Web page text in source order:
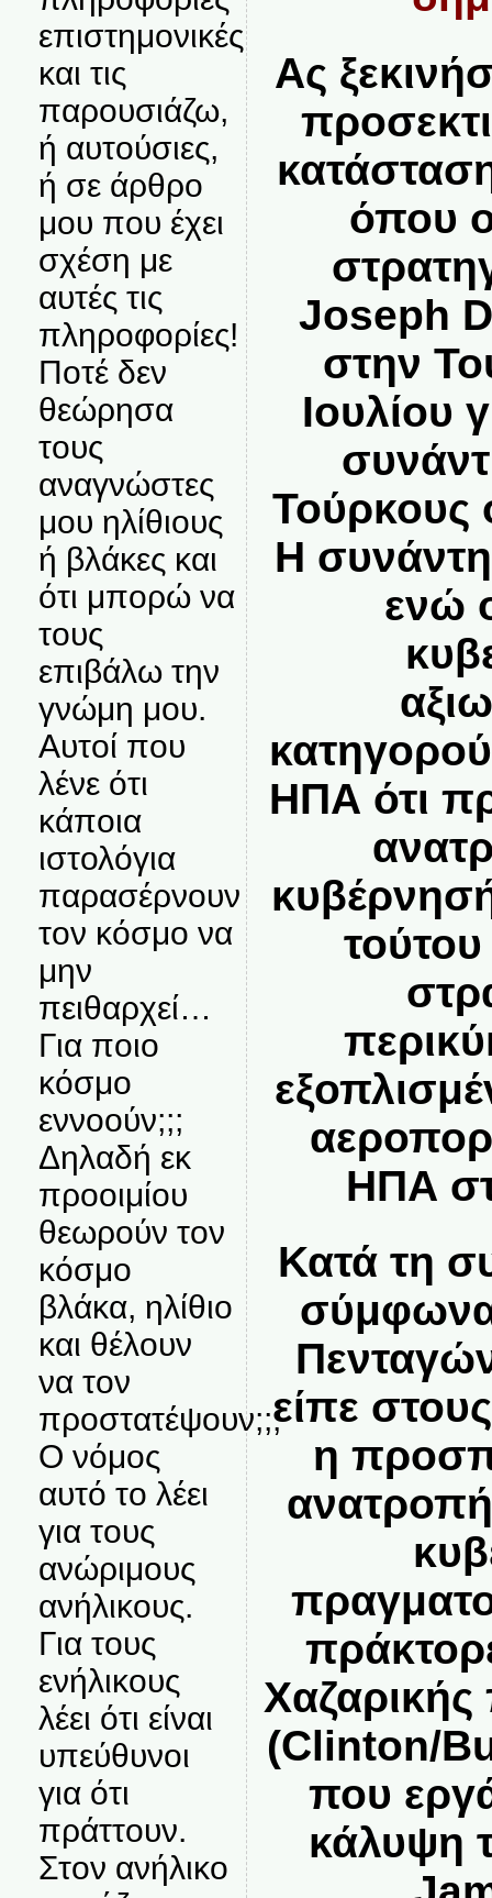
επιστημονικές
και τις
παρουσιάζω,
ή αυτούσιες,
ή σε άρθρο
μου που έχει
σχέση με
αυτές τις
πληροφορίες!
Ποτέ δεν
θεώρησα
τους
αναγνώστες
μου ηλίθιους
ή βλάκες και
ότι μπορώ να
τους
επιβάλω την
γνώμη μου.
Αυτοί που
λένε ότι
κάποια
ιστολόγια
παρασέρνουν
τον κόσμο να
μην
πειθαρχεί…
Για ποιο
κόσμο
εννοούν;;;
Δηλαδή εκ
προοιμίου
θεωρούν τον
κόσμο
βλάκα, ηλίθιο
και θέλουν
να τον
προστατέψουν;;;
Ο νόμος
αυτό το λέει
για τους
ανώριμους
ανήλικους.
Για τους
ενήλικους
λέει ότι είναι
υπεύθυνοι
για ότι
πράττουν.
Στον ανήλικο
Ας
όπου
Joseph
στην
Ιουλίου
Τούρκους
Η
ενώ
ΗΠΑ ότι
ΗΠΑ
Κατά τη
είπε
η
ανατροπή
(Clinton/
που
κάλυψη